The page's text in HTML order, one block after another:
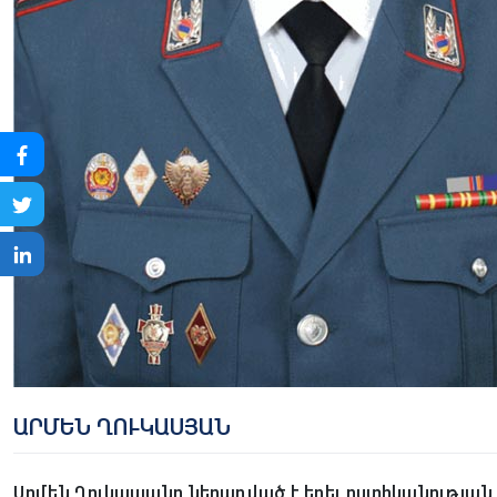
ԱՐՄԵՆ ՂՈՒԿԱՍՅԱՆ
Արմեն Ղուկասյանը ներառված է եղել